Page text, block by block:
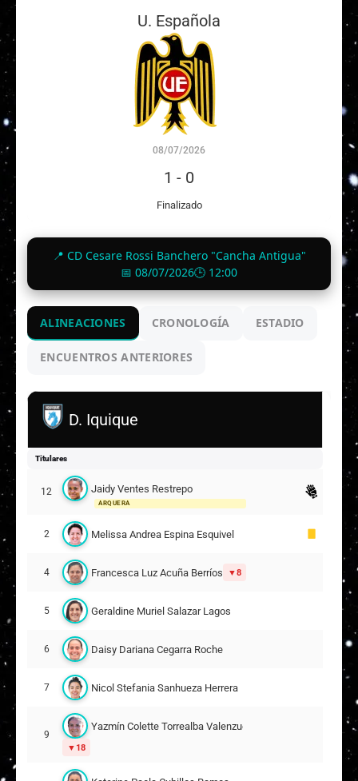
U. Española
08/07/2026
1 - 0
Finalizado
📍 CD Cesare Rossi Banchero "Cancha Antigua"
📅 08/07/2026🕒 12:00
ALINEACIONES CRONOLOGÍA ESTADIO
ENCUENTROS ANTERIORES
D. Iquique
Titulares
12 Jaidy Ventes Restrepo
ARQUERA
2 Melissa Andrea Espina Esquivel
4 Francesca Luz Acuña Berríos 8
5 Geraldine Muriel Salazar Lagos
6 Daisy Dariana Cegarra Roche
7 Nicol Stefania Sanhueza Herrera
9
Yazmín Colette Torrealba Valenzuela
18